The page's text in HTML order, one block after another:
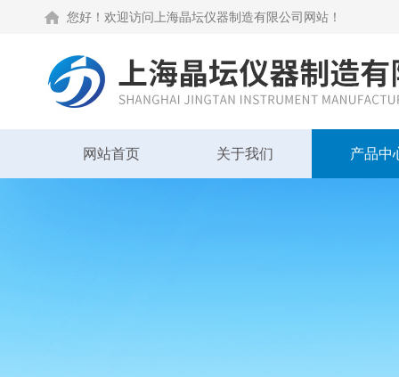
您好！欢迎访问上海晶坛仪器制造有限公司网站！
网站首页 关于我们 产品中